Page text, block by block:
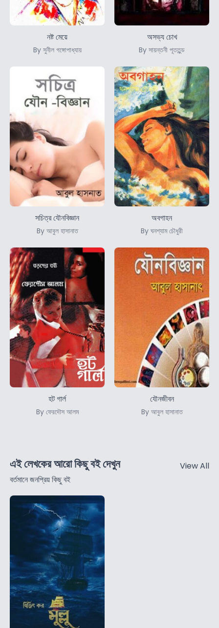
নষ্ট মেয়ে
By সুনীল গঙ্গোপাধ্যায়
অসভ্য চোখ
By সায়ন্তনী পূততুন্ড
সচিত্র যৌনবিজ্ঞান
By আবুল হাসানাত
অবগাহন
By ঘনশ্যাম চৌধুরী
হট গার্ল
By ফেরদৌস আলম
যৌনজীবন
By আবুল হাসানাত
এই লেখকের আরো কিছু বই দেখুন
বর্তমানে জনপ্রিয় কিছু বই
View All